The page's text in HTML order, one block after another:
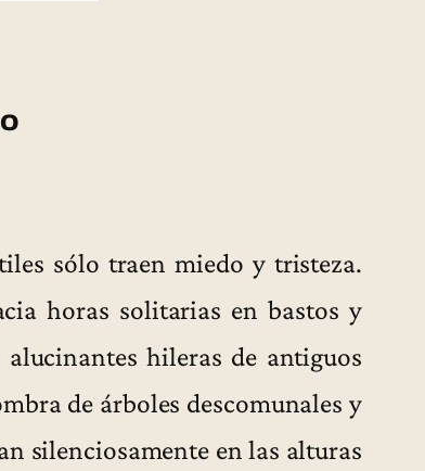
sólo traen miedo y tristeza.
horas solitarias en bastos y
hileras de antiguos
de árboles descomunales y
silenciosamente en las alturas